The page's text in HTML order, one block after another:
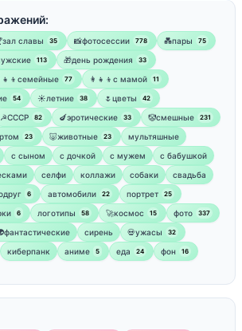
славы 35 📸фотосессии 778 💑пары 75
113 🎁день рождения 33
77 👩‍👧‍👦с мамой 11
54 ☀️летние 38 🌷цветы 42
☭СССР 82 🍆эротические 33 🤡смешные 231
23 🐷животные 23
мультяшные
с сыном с дочкой с мужем
с бабушкой
селфи коллажи собаки
свадьба
6 автомобили 22 портрет 25
6 логотипы 58 🚀космос 15 фото 337
сирень 💀ужасы 32
киберпанк аниме 5 еда 24 фон 16